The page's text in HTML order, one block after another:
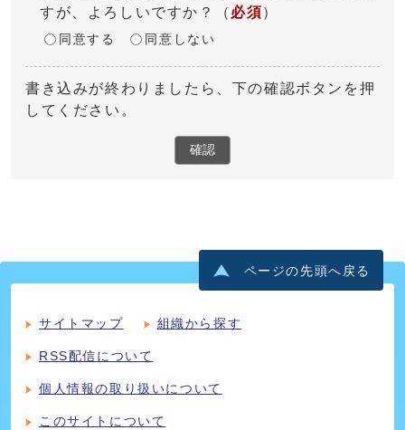
すが、よろしいですか？
（ 必須）
同意する 同意しない
書き込みが終わりましたら、下の確認ボタンを押
してください。
確認
ページの先頭へ戻る
サイトマップ 組織から探す
RSS配信について
個人情報の取り扱いについて
このサイトについて